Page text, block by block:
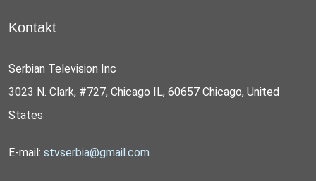
Kontakt
Serbian Television Inc
3023 N. Clark, #727, Chicago IL, 60657 Chicago, United
States
E-mail: stvserbia@gmail.com